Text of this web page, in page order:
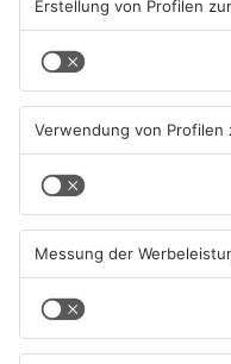
TOPNEWS
Brände in Seligenstadt,
Waldaschaff und zwischen
Hanau und Kahl
05.08.2026, 06:36 UHR IN
PRIMAVERALAND